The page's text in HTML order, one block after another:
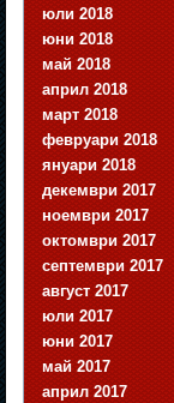
юли 2018
юни 2018
май 2018
април 2018
март 2018
февруари 2018
януари 2018
декември 2017
ноември 2017
октомври 2017
септември 2017
август 2017
юли 2017
юни 2017
май 2017
април 2017